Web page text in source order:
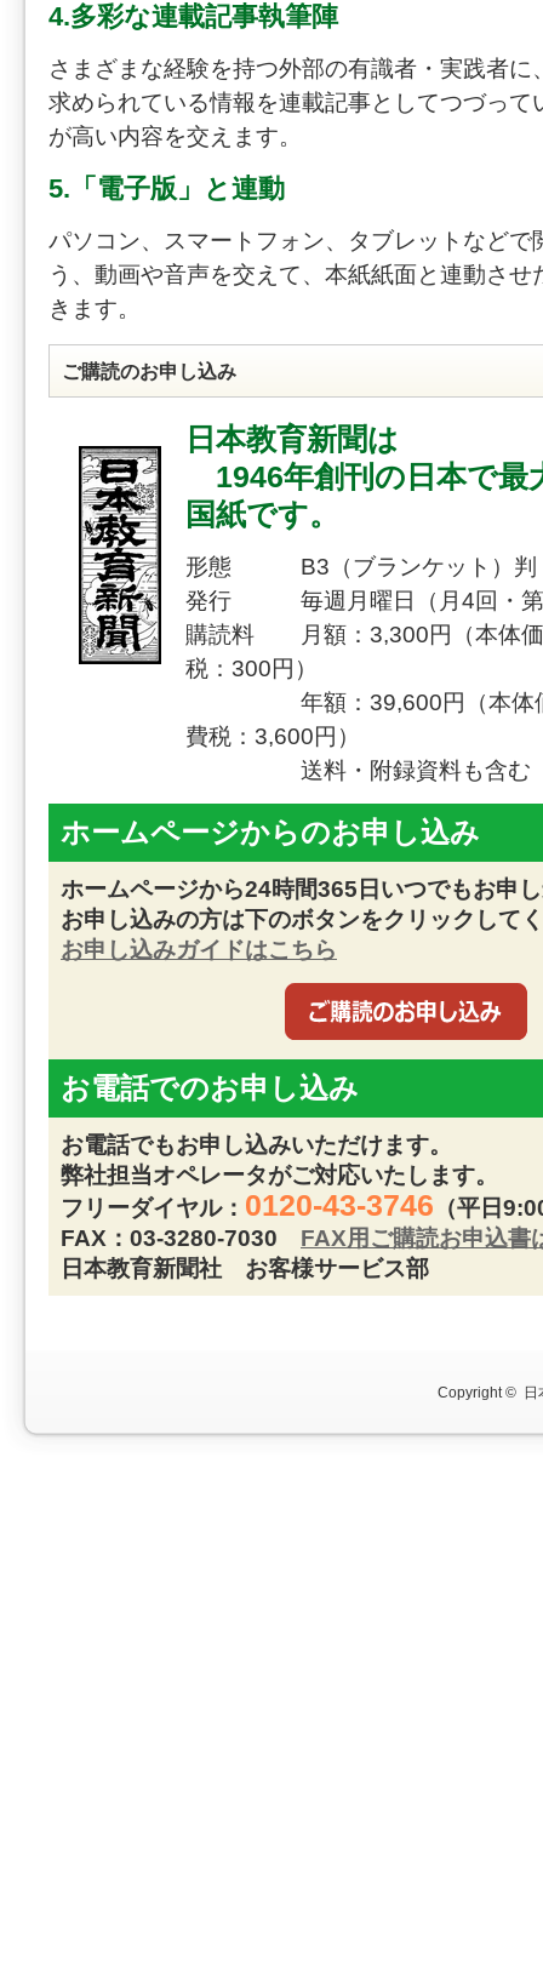
4.多彩な連載記事執筆陣
さまざまな経験を持つ外部の有識者・実践者に
求められている情報を連載記事としてつづって
が高い内容を交えます。
5.「電子版」と連動
パソコン、スマートフォン、タブレットなどで
う、動画や音声を交えて、本紙紙面と連動させ
きます。
ご購読のお申し込み
日本教育新聞は
1946年創刊の日本で最
国紙です。
形態 B3（ブランケット）判
発行 毎週月曜日（月4回・第
購読料 月額：3,300円（本体価
税：300円）
年額：39,600円（本体価
費税：3,600円）
送料・附録資料も含む
ホームページからのお申し込み
ホームページから24時間365日いつでもお申
お申し込みの方は下のボタンをクリックして
お申し込みガイドはこちら
お電話でのお申し込み
お電話でもお申し込みいただけます。
弊社担当オペレータがご対応いたします。
フリーダイヤル： 0120-43-3746 （平日
FAX：03-3280-7030 FAX用ご購読お申込書
日本教育新聞社 お客様サービス部
Copyright © 日